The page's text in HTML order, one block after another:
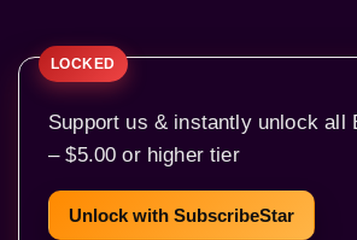
Support us & instantly unlock all
– $5.00 or higher tier
Unlock with SubscribeStar